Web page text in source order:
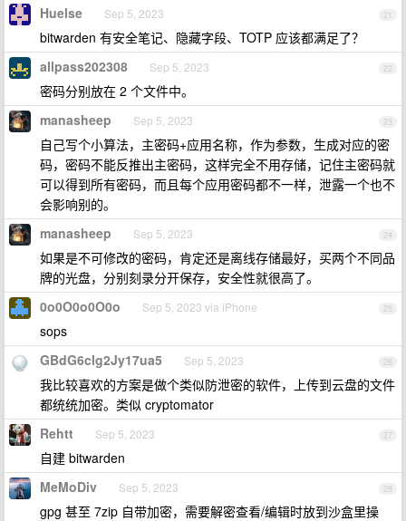
21
Huelse Sep 5, 2023
bitwarden 有安全笔记、隐藏字段、TOTP 应该都满足了？
22
allpass202308 Sep 5, 2023
密码分别放在 2 个文件中。
23
manasheep Sep 5, 2023
自己写个小算法，主密码+应用名称，作为参数，生成对应的密
码，密码不能反推出主密码，这样完全不用存储，记住主密码就
可以得到所有密码，而且每个应用密码都不一样，泄露一个也不
会影响别的。
24
manasheep Sep 5, 2023
如果是不可修改的密码，肯定还是离线存储最好，买两个不同品
牌的光盘，分别刻录分开保存，安全性就很高了。
25
0o0O0o0O0o Sep 5, 2023 via iPhone
sops
26
GBdG6clg2Jy17ua5 Sep 5, 2023
我比较喜欢的方案是做个类似防泄密的软件，上传到云盘的文件
都统统加密。类似 cryptomator
27
Rehtt Sep 5, 2023
自建 bitwarden
28
MeMoDiv Sep 5, 2023
gpg 甚至 7zip 自带加密，需要解密查看/编辑时放到沙盒里操